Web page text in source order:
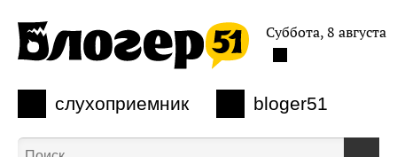
слухоприемник bloger51
Суббота, 8 августа